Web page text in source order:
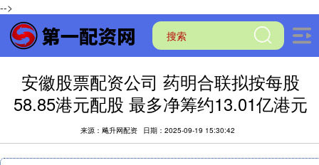
-->
安徽股票配资公司 药明合联拟按每股
58.85港元配股 最多净筹约13.01亿港元
来源：飚升网配资 日期：2025-09-19 15:30:42